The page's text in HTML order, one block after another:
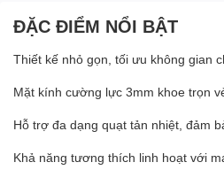
ĐẶC ĐIỂM NỔI BẬT
Thiết kế nhỏ gọn, tối ưu không gian
Mặt kính cường lực 3mm khoe trọn
Hỗ trợ đa dạng quạt tản nhiệt, đảm
Khả năng tương thích linh hoạt với